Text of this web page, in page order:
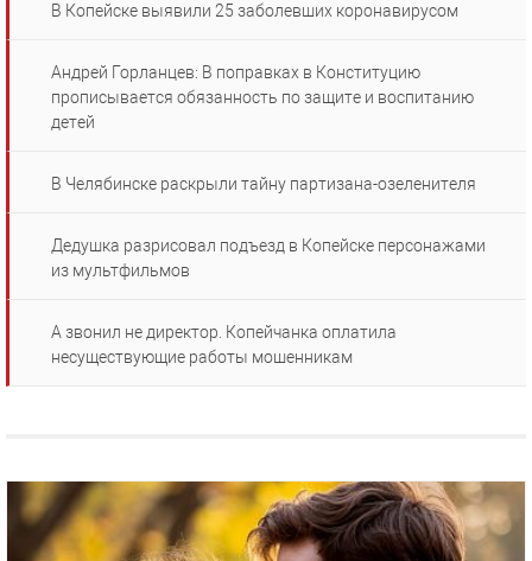
В Копейске выявили 25 заболевших коронавирусом
Андрей Горланцев: В поправках в Конституцию
прописывается обязанность по защите и воспитанию
детей
В Челябинске раскрыли тайну партизана-озеленителя
Дедушка разрисовал подъезд в Копейске персонажами
из мультфильмов
А звонил не директор. Копейчанка оплатила
несуществующие работы мошенникам